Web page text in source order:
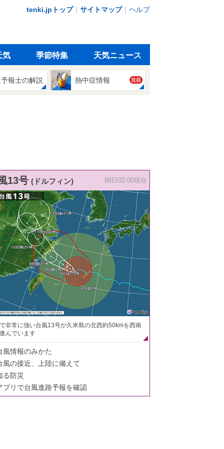
tenki.jpトップ｜ サイトマップ｜ ヘルプ
気 季節特集 天気ニュース
報士の解説 熱中症情報 注目
13号 (ドルフィン) 08日02:00現在
非常に強い台風13号が久米島の北西約50kmを西南
んでいます
風情報のみかた
風の接近、上陸に備えて
る防災
プリで台風進路予報を確認